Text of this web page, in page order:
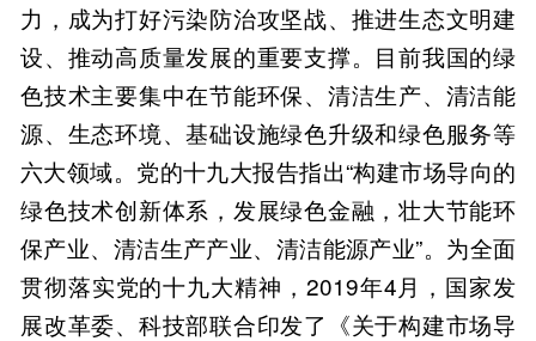
力，成为打好污染防治攻坚战、推进生态文明建
设、推动高质量发展的重要支撑。目前我国的绿
色技术主要集中在节能环保、清洁生产、清洁能
源、生态环境、基础设施绿色升级和绿色服务等
六大领域。党的十九大报告指出“构建市场导向的
绿色技术创新体系，发展绿色金融，壮大节能环
保产业、清洁生产产业、清洁能源产业”。为全面
贯彻落实党的十九大精神，2019年4月，国家发
展改革委、科技部联合印发了《关于构建市场导